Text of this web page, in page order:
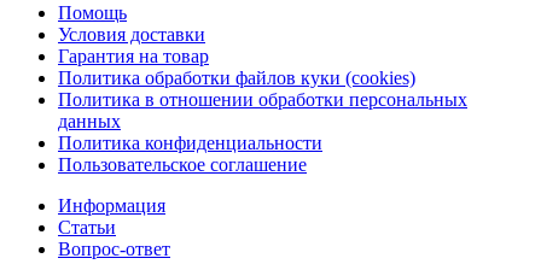
Помощь
Условия доставки
Гарантия на товар
Политика обработки файлов куки (cookies)
Политика в отношении обработки персональных
данных
Политика конфиденциальности
Пользовательское соглашение
Информация
Статьи
Вопрос-ответ